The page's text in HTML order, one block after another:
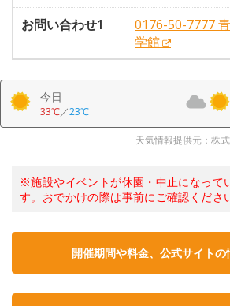
お問い合わせ1
0176-50-7777
学館
今日
33℃／23℃
天気情報提供元：株
※施設やイベントが休園・中止になって
す。おでかけの際は事前にご確認くださ
開催期間や料金、公式サイトの